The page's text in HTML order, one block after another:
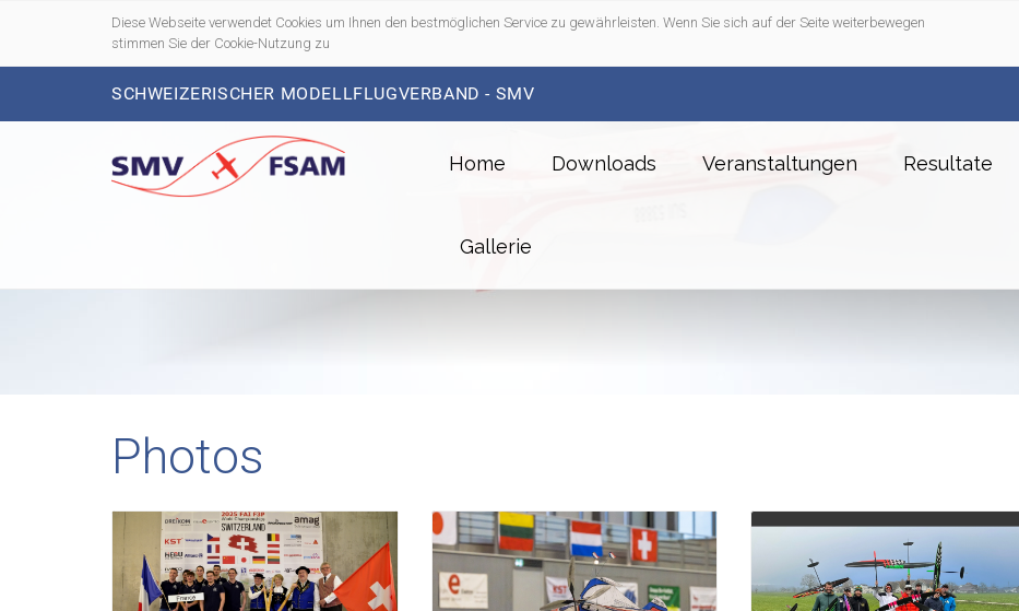
Diese Webseite verwendet Cookies um Ihnen den bestmöglichen Service zu gewährleisten. Wenn Sie sich auf der Seite weiterbewegen
stimmen Sie der Cookie-Nutzung zu
SCHWEIZERISCHER MODELLFLUGVERBAND - SMV
Home Downloads Veranstaltungen Resultate
Gallerie
Photos